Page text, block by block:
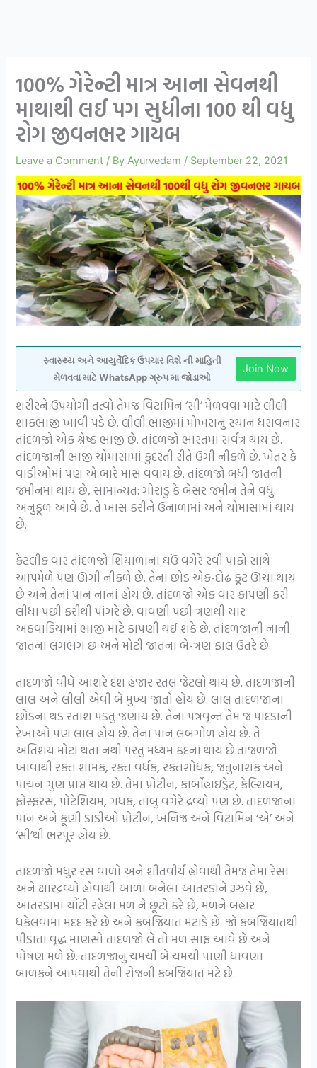
100% ગેરેન્ટી માત્ર આના સેવનથી
માથાથી લઈ પગ સુધીના 100 થી વધુ
રોગ જીવનભર ગાયબ
Leave a Comment / ByAyurvedam / September 22, 2021
સ્વાસ્થ્ય અને આયુર્વેદિક ઉપચાર વિશે ની માહિતી
મેળવવા માટે WhatsApp ગ્રુપ મા જોડાઓ
Join Now
શરીરને ઉપયોગી તત્વો તેમજ વિટામિન ‘સી’ મેળવવા માટે લીલી
શાકભાજી ખાવી પડે છે. લીલી ભાજીમાં મોખરાનું સ્થાન ધરાવનાર
તાંદળજો એક શ્રેષ્ઠ ભાજી છે. તાંદળજો ભારતમાં સર્વત્ર થાય છે.
તાંદળજાની ભાજી ચોમાસામાં કુદરતી રીતે ઉગી નીકળે છે. ખેતર કે
વાડીઓમાં પણ એ બારે માસ વવાય છે. તાંદળજો બધી જાતની
જમીનમાં થાય છે, સામાન્યત: ગોરાડુ કે બેસર જમીન તેને વધુ
અનુકૂળ આવે છે. તે ખાસ કરીને ઉનાળામાં અને ચોમાસામાં થાય
છે.
કેટલીક વાર તાંદળજો શિયાળાના ઘઉં વગેરે રવી પાકો સાથે
આપમેળે પણ ઊગી નીકળે છે. તેના છોડ એક-દોઢ ફૂટ ઊંચા થાય
છે અને તેનાં પાન નાનાં હોય છે. તાંદળજો એક વાર કાપણી કરી
લીધા પછી ફરીથી પાંગરે છે. વાવણી પછી ત્રણથી ચાર
અઠવાડિયામાં ભાજી માટે કાપણી થઈ શકે છે. તાંદળજાની નાની
જાતના લગભગ છ અને મોટી જાતના બે-ત્રણ ફાલ ઉતરે છે.
તાંદળજો વીઘે આશરે દશ હજાર રતલ જેટલો થાય છે. તાંદળજાની
લાલ અને લીલી એવી બે મુખ્ય જાતો હોય છે. લાલ તાંદળજાના
છોડનાં થડ રતાશ પડતું જણાય છે. તેના પત્રવૃન્ત તેમ જ પાંદડાંની
રેખાઓ પણ લાલ હોય છે. તેનાં પાન લંબગોળ હોય છે. તે
અતિશય મોટા થતા નથી પરંતુ મધ્યમ કદનાં થાય છે.તાંજળજો
ખાવાથી રક્ત શામક, રક્ત વર્ધક, રક્તશોધક, જંતુનાશક અને
પાચન ગુણ પ્રાપ્ત થાય છે. તેમાં પ્રોટીન, કાર્બોહાઇડ્રેટ, કેલ્શિયમ,
ફોસ્ફરસ, પોટેશિયમ, ગંધક, તાંબુ વગેરે દ્રવ્યો પણ છે. તાંદળજાનાં
પાન અને કૂણી ડાંડીઓ પ્રોટીન, ખનિજ અને વિટામિન ‘એ’ અને
‘સી’થી ભરપૂર હોય છે.
તાંદળજો મધુર રસ વાળો અને શીતવીર્ય હોવાથી તેમજ તેમાં રેસા
અને ક્ષારદ્રવ્યો હોવાથી આળા બનેલા આંતરડાંને રૂઝવે છે,
આંતરડાંમાં ચોંટી રહેલા મળ ને છૂટો કરે છે, મળને બહાર
ધકેલવામાં મદદ કરે છે અને કબજિયાત મટાડે છે. જો કબજિયાતથી
પીડાતા વૃદ્ધ માણસો તાંદળજો લે તો મળ સાફ આવે છે અને
પોષણ મળે છે. તાંદળજાનું ચમચી બે ચમચી પાણી ધાવણા
બાળકને આપવાથી તેની રોજની કબજિયાત મટે છે.